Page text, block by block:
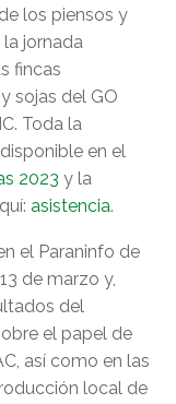
los piensos y
jornada
fincas
sojas del GO
Toda la
en el
2023 y la
asistencia.
el Paraninfo de
de marzo y,
del
el papel de
así como en las
local de